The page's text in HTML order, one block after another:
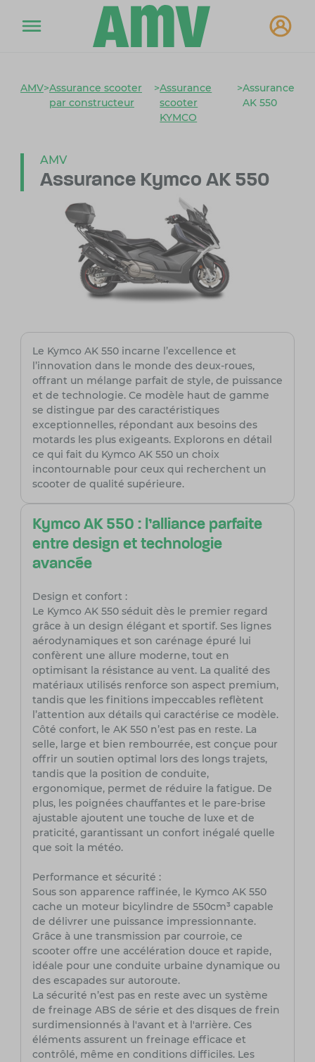
AMV>Assurance scooter
par constructeur
>Assurance
scooter
KYMCO
>Assurance
AK 550
AMV
Assurance Kymco AK 550
Le Kymco AK 550 incarne l’excellence et
l’innovation dans le monde des deux-roues,
offrant un mélange parfait de style, de puissance
et de technologie. Ce modèle haut de gamme
se distingue par des caractéristiques
exceptionnelles, répondant aux besoins des
motards les plus exigeants. Explorons en détail
ce qui fait du Kymco AK 550 un choix
incontournable pour ceux qui recherchent un
scooter de qualité supérieure.
Kymco AK 550 : l'alliance parfaite
entre design et technologie
avancée
Design et confort :
Le Kymco AK 550 séduit dès le premier regard
grâce à un design élégant et sportif. Ses lignes
aérodynamiques et son carénage épuré lui
confèrent une allure moderne, tout en
optimisant la résistance au vent. La qualité des
matériaux utilisés renforce son aspect premium,
tandis que les finitions impeccables reflètent
l’attention aux détails qui caractérise ce modèle.
Côté confort, le AK 550 n’est pas en reste. La
selle, large et bien rembourrée, est conçue pour
offrir un soutien optimal lors des longs trajets,
tandis que la position de conduite,
ergonomique, permet de réduire la fatigue. De
plus, les poignées chauffantes et le pare-brise
ajustable ajoutent une touche de luxe et de
praticité, garantissant un confort inégalé quelle
que soit la météo.
Performance et sécurité :
Sous son apparence raffinée, le Kymco AK 550
cache un moteur bicylindre de 550cm³ capable
de délivrer une puissance impressionnante.
Grâce à une transmission par courroie, ce
scooter offre une accélération douce et rapide,
idéale pour une conduite urbaine dynamique ou
des escapades sur autoroute.
La sécurité n’est pas en reste avec un système
de freinage ABS de série et des disques de frein
surdimensionnés à l'avant et à l'arrière. Ces
éléments assurent un freinage efficace et
contrôlé, même en conditions difficiles. Les